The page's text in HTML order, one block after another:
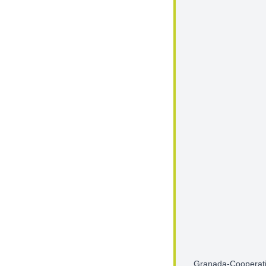
Granada-